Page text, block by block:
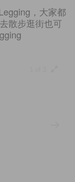
，大家都
散步逛街也可